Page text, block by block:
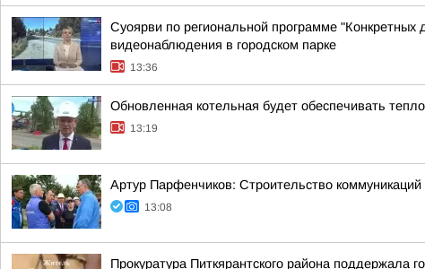
Суоярви по региональной программе
видеонаблюдения в городском парке
13:36
Обновленная котельная будет обеспечивать
13:19
Артур Парфенчиков: Строительство
13:08
Прокуратура Питкярантского района поддержала